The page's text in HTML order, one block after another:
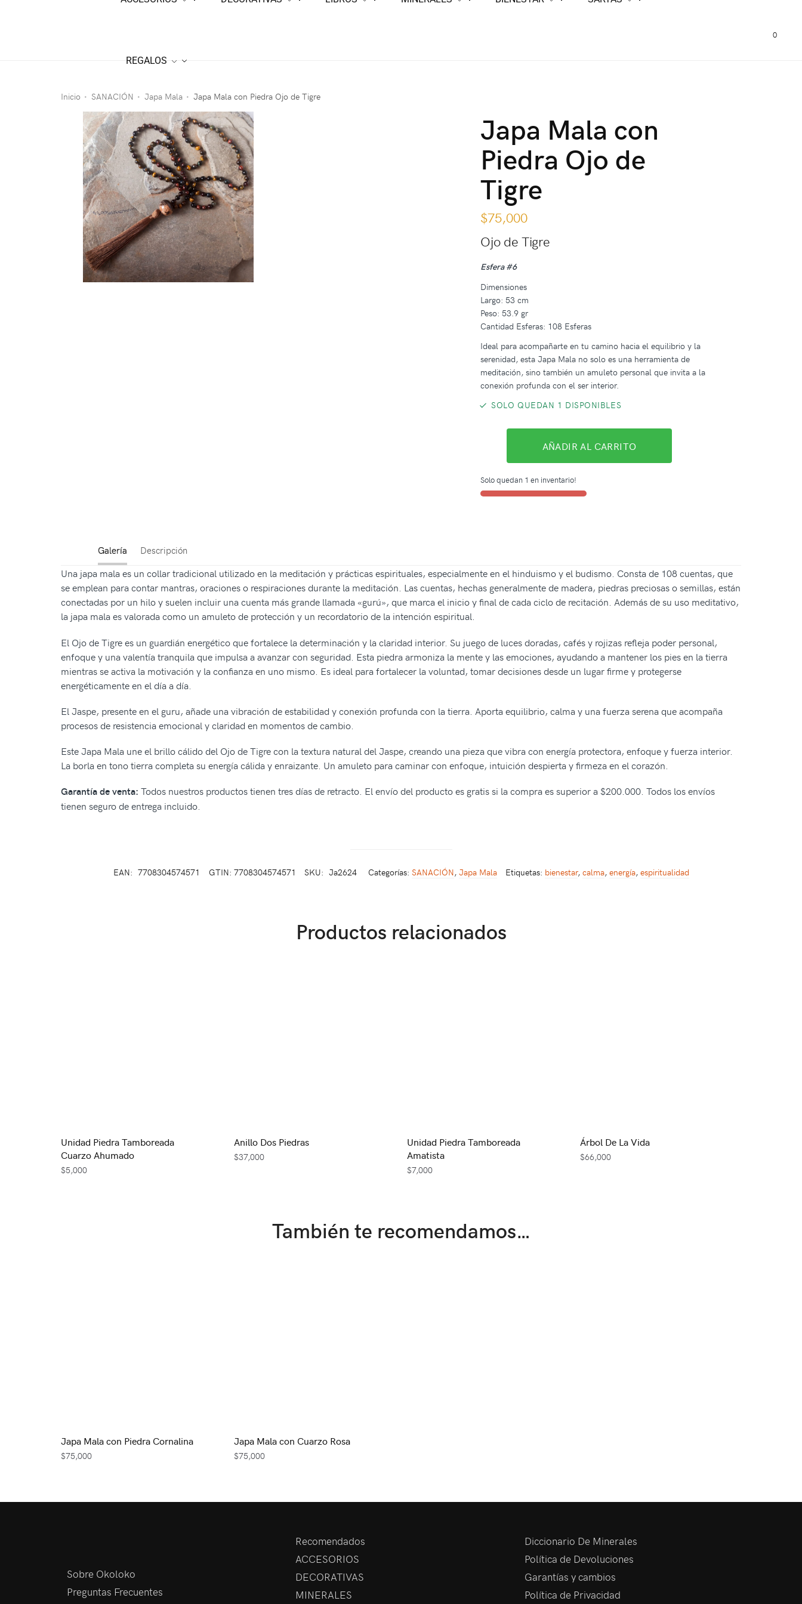
REGALOS
0
Inicio • SANACIÓN • Japa Mala • Japa Mala con Piedra Ojo de Tigre
Japa Mala con
Piedra Ojo de
Tigre
$75,000
Ojo de Tigre
Esfera #6
Dimensiones
Largo: 53 cm
Peso: 53.9 gr
Cantidad Esferas: 108 Esferas
Ideal para acompañarte en tu camino hacia el equilibrio y la
serenidad, esta Japa Mala no solo es una herramienta de
meditación, sino también un amuleto personal que invita a la
conexión profunda con el ser interior.
SOLO QUEDAN 1 DISPONIBLES
AÑADIR AL CARRITO
Solo quedan 1 en inventario!
Galería Descripción
Una japa mala es un collar tradicional utilizado en la meditación y prácticas espirituales, especialmente en el hinduismo y el budismo. Consta de 108 cuentas, que
se emplean para contar mantras, oraciones o respiraciones durante la meditación. Las cuentas, hechas generalmente de madera, piedras preciosas o semillas, están
conectadas por un hilo y suelen incluir una cuenta más grande llamada «gurú», que marca el inicio y final de cada ciclo de recitación. Además de su uso meditativo,
la japa mala es valorada como un amuleto de protección y un recordatorio de la intención espiritual.
El Ojo de Tigre es un guardián energético que fortalece la determinación y la claridad interior. Su juego de luces doradas, cafés y rojizas refleja poder personal,
enfoque y una valentía tranquila que impulsa a avanzar con seguridad. Esta piedra armoniza la mente y las emociones, ayudando a mantener los pies en la tierra
mientras se activa la motivación y la confianza en uno mismo. Es ideal para fortalecer la voluntad, tomar decisiones desde un lugar firme y protegerse
energéticamente en el día a día.
El Jaspe, presente en el guru, añade una vibración de estabilidad y conexión profunda con la tierra. Aporta equilibrio, calma y una fuerza serena que acompaña
procesos de resistencia emocional y claridad en momentos de cambio.
Este Japa Mala une el brillo cálido del Ojo de Tigre con la textura natural del Jaspe, creando una pieza que vibra con energía protectora, enfoque y fuerza interior.
La borla en tono tierra completa su energía cálida y enraizante. Un amuleto para caminar con enfoque, intuición despierta y firmeza en el corazón.
Garantía de venta: Todos nuestros productos tienen tres días de retracto. El envío del producto es gratis si la compra es superior a $200.000. Todos los envíos
tienen seguro de entrega incluido.
EAN: 7708304574571 GTIN: 7708304574571 SKU: Ja2624 Categorías: SANACIÓN, Japa Mala Etiquetas: bienestar, calma, energía, espiritualidad
Productos relacionados
Unidad Piedra Tamboreada
Cuarzo Ahumado
$5,000
Anillo Dos Piedras
$37,000
Unidad Piedra Tamboreada
Amatista
$7,000
Árbol De La Vida
$66,000
También te recomendamos…
Japa Mala con Piedra Cornalina
$75,000
Japa Mala con Cuarzo Rosa
$75,000
Sobre Okoloko
Preguntas Frecuentes
Recomendados
ACCESORIOS
DECORATIVAS
MINERALES
Diccionario De Minerales
Política de Devoluciones
Garantías y cambios
Política de Privacidad